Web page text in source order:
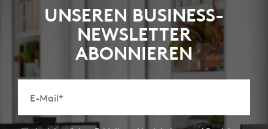
UNSEREN BUSINESS-
NEWSLETTER
ABONNIEREN
E-Mail*